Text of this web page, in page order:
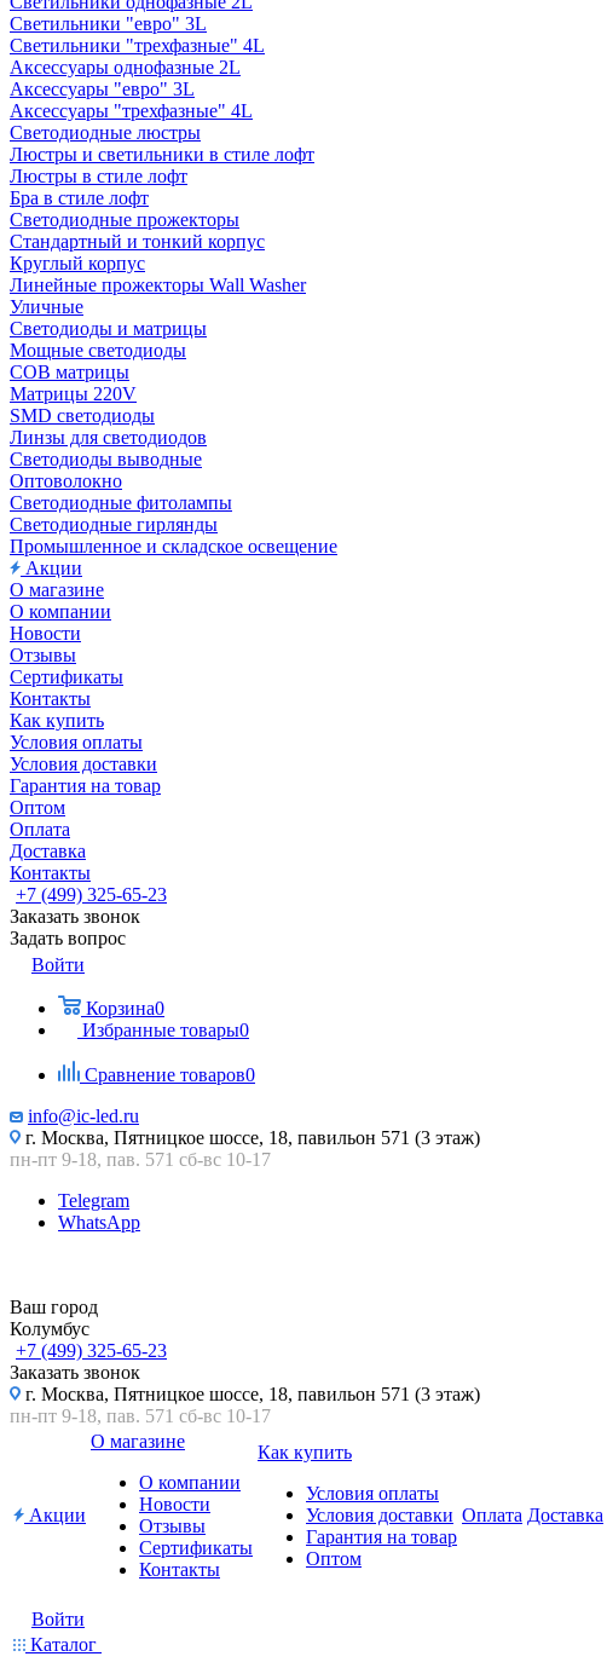
Светильники "евро" 3L
Светильники "трехфазные" 4L
Аксессуары однофазные 2L
Аксессуары "евро" 3L
Аксессуары "трехфазные" 4L
Светодиодные люстры
Люстры и светильники в стиле лофт
Люстры в стиле лофт
Бра в стиле лофт
Светодиодные прожекторы
Стандартный и тонкий корпус
Круглый корпус
Линейные прожекторы Wall Washer
Уличные
Светодиоды и матрицы
Мощные светодиоды
COB матрицы
Матрицы 220V
SMD светодиоды
Линзы для светодиодов
Светодиоды выводные
Оптоволокно
Светодиодные фитолампы
Светодиодные гирлянды
Промышленное и складское освещение
Акции
О магазине
О компании
Новости
Отзывы
Сертификаты
Контакты
Как купить
Условия оплаты
Условия доставки
Гарантия на товар
Оптом
Оплата
Доставка
Контакты
+7 (499) 325-65-23
Заказать звонок
Задать вопрос
Войти
Корзина0
Избранные товары0
Сравнение товаров0
info@ic-led.ru
г. Москва, Пятницкое шоссе, 18, павильон 571 (3 этаж)
пн-пт 9-18, пав. 571 сб-вс 10-17
Telegram
WhatsApp
Ваш город
Колумбус
+7 (499) 325-65-23
Заказать звонок
г. Москва, Пятницкое шоссе, 18, павильон 571 (3 этаж)
пн-пт 9-18, пав. 571 сб-вс 10-17
Акции
О магазине
О компании
Новости
Отзывы
Сертификаты
Контакты
Как купить
Условия оплаты
Условия доставки
Гарантия на товар
Оптом
Оплата Доставка
Войти
Каталог